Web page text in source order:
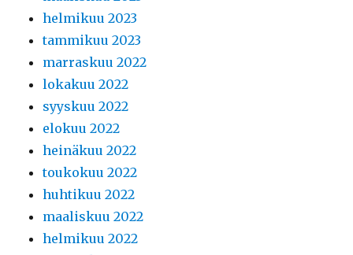
helmikuu 2023
tammikuu 2023
marraskuu 2022
lokakuu 2022
syyskuu 2022
elokuu 2022
heinäkuu 2022
toukokuu 2022
huhtikuu 2022
maaliskuu 2022
helmikuu 2022